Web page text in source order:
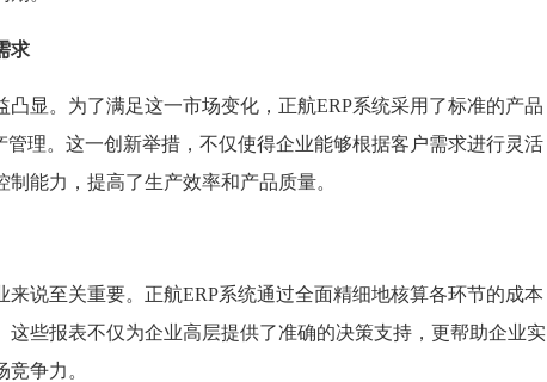
求
显。为了满足这一市场变化，正航ERP系统采用了标准的产品
理。这一创新举措，不仅使得企业能够根据客户需求进行灵活
能力，提高了生产效率和产品质量。
来说至关重要。正航ERP系统通过全面精细地核算各环节的成本
这些报表不仅为企业高层提供了准确的决策支持，更帮助企业实
争力。